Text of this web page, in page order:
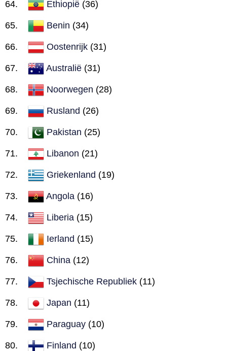
Ethiopië (36)
Benin (34)
Oostenrijk (31)
Australië (31)
Noorwegen (28)
Rusland (26)
Pakistan (25)
Libanon (21)
Griekenland (19)
Angola (16)
Liberia (15)
Ierland (15)
China (12)
Tsjechische Republiek (11)
Japan (11)
Paraguay (10)
Finland (10)